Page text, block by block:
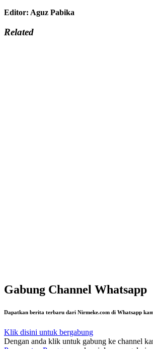
Editor: Aguz Pabika
Related
Gabung Channel Whatsapp
Dapatkan berita terbaru dari Nirmeke.com di Whatsapp
Klik disini untuk bergabung
Dengan anda klik untuk gabung ke channel